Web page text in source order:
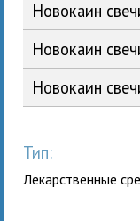
Новокаин
Новокаин
Новокаин
Тип:
Лекарственные